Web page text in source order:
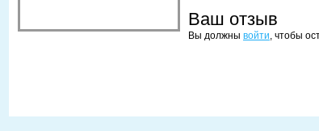
Ваш отзыв
Вы должны войти, чтобы